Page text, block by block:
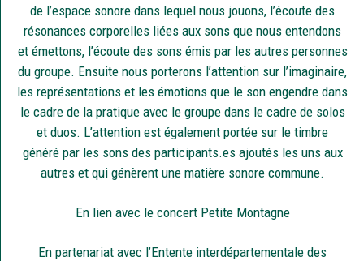
de l’espace sonore dans lequel nous jouons, l’écoute des
résonances corporelles liées aux sons que nous entendons
et émettons, l’écoute des sons émis par les autres personnes
du groupe. Ensuite nous porterons l’attention sur l’imaginaire,
les représentations et les émotions que le son engendre dans
le cadre de la pratique avec le groupe dans le cadre de solos
et duos. L’attention est également portée sur le timbre
généré par les sons des participants.es ajoutés les uns aux
autres et qui génèrent une matière sonore commune.
En lien avec le concert Petite Montagne
En partenariat avec l’Entente interdépartementale des